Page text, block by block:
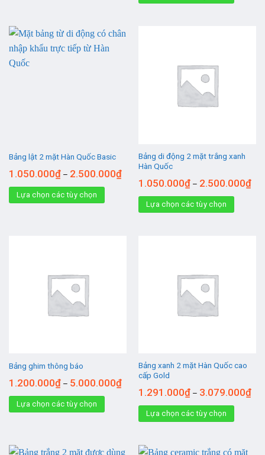
Bảng lật 2 mặt Hàn Quốc Basic
1.050.000₫– 2.500.000₫
Lựa chọn các tùy chọn
Bảng di động 2 mặt trắng xanh
Hàn Quốc
1.050.000₫– 2.500.000₫
Lựa chọn các tùy chọn
Bảng ghim thông báo
1.200.000₫– 5.000.000₫
Lựa chọn các tùy chọn
Bảng xanh 2 mặt Hàn Quốc cao
cấp Gold
1.291.000₫– 3.079.000₫
Lựa chọn các tùy chọn